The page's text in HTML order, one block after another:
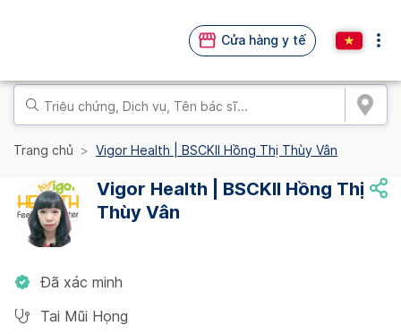
Cửa hàng y tế
Trang chủ Vigor Health | BSCKII Hồng Thị Thùy Vân
Vigor Health | BSCKII Hồng Thị
Thùy Vân
Đã xác minh
Tai Mũi Họng